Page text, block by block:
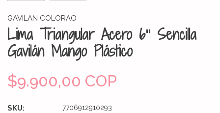
GAVILAN COLORAO
Lima Triangular Acero 6'' Sencilla
Gavilán Mango Plástico
$9.900,00 COP
SKU: 7706912910293